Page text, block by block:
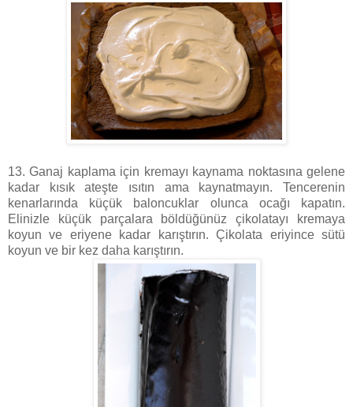
13. Ganaj kaplama için kremayı kaynama noktasına gelene
kadar kısık ateşte ısıtın ama kaynatmayın. Tencerenin
kenarlarında küçük baloncuklar olunca ocağı kapatın.
Elinizle küçük parçalara böldüğünüz çikolatayı kremaya
koyun ve eriyene kadar karıştırın. Çikolata eriyince sütü
koyun ve bir kez daha karıştırın.